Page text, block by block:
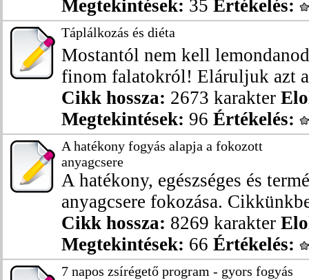
Megtekintések: 35 Értékelés:
Táplálkozás és diéta
Mostantól nem kell
finom falatokról! Eláruljuk azt
Cikk hossza: 2673 karakter
Megtekintések: 96 Értékelés:
A hatékony fogyás alapja a fokozott
anyagcsere
A hatékony, egészséges és
anyagcsere fokozása.
Cikk hossza: 8269 karakter
Megtekintések: 66 Értékelés:
7 napos zsírégető program - gyors fogyás